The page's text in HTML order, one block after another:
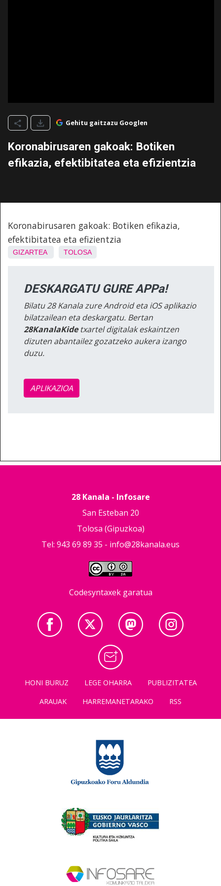
Gehitu gaitzazu Googlen
Koronabirusaren gakoak: Botiken
efikazia, efektibitatea eta efizientzia
Koronabirusaren gakoak: Botiken efikazia,
efektibitatea eta efizientzia
GIZARTEA TOLOSA
DESKARGATU GURE APPa!
Bilatu 28 Kanala zure Android eta iOS aplikazio
bilatzailean eta deskargatu. Bertan
28KanalaKidetxartel digitalak eskaintzen
dizuten abantailez gozatzeko aukera izango
duzu.
APLIKAZIOA
28 Kanala - Infosare
San Esteban 20
Tolosa (Gipuzkoa)
Tel: 943 69 89 35 - info@28kanala.eus
Codesyntaxek garatua
HONI BURUZ LEGE OHARRA
PUBLIZITATEA
ARAUAK
HARREMANETARAKO RSS